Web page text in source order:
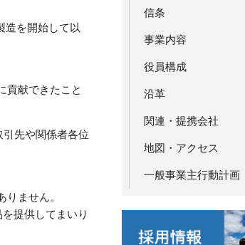
造を開始して以
貢献できたこと
先や関係者各位
ません。
提供してまいり
信条
事業内容
役員構成
沿革
関連・提携会社
地図・アクセス
一般事業主行動計画